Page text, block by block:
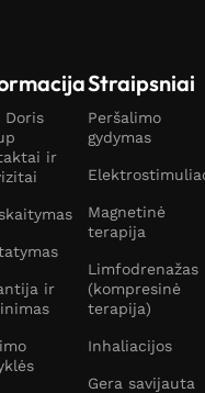
Doris
ir
ir
Straipsniai
Peršalimo
gydymas
Magnetinė
terapija
Limfodrenažas
(kompresinė
terapija)
Inhaliacijos
Gera savijauta